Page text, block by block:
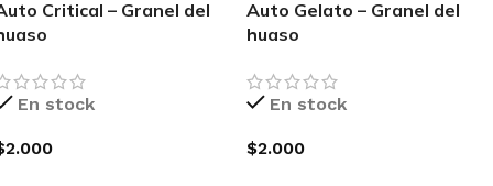
Critical – Granel del
En stock
2.000
Auto Gelato – Granel del
huaso
En stock
$2.000